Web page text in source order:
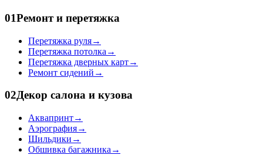
01Ремонт и перетяжка
Перетяжка руля→
Перетяжка потолка →
Перетяжка дверных карт→
Ремонт сидений →
02Декор салона и кузова
Аквапринт→
Аэрография→
Шильдики →
Обшивка багажника →